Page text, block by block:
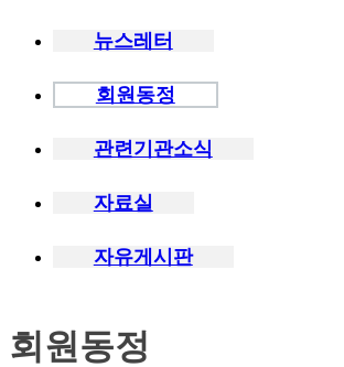
뉴스레터
회원동정
관련기관소식
자료실
자유게시판
회원동정